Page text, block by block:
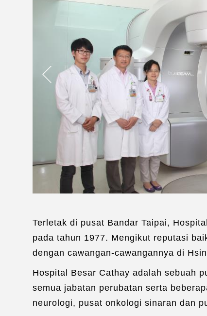
Terletak di pusat Bandar Taipai,
pada tahun 1977. Mengikut reputasi
dengan cawangan-cawangannya di
Hospital Besar Cathay adalah sebuah
semua jabatan perubatan serta
neurologi, pusat onkologi sinaran dan